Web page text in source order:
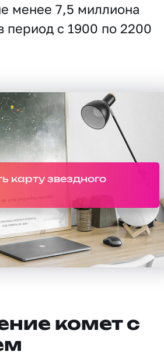
менее 7,5 миллиона
период с 1900 по 2200
карту звездного
комет с